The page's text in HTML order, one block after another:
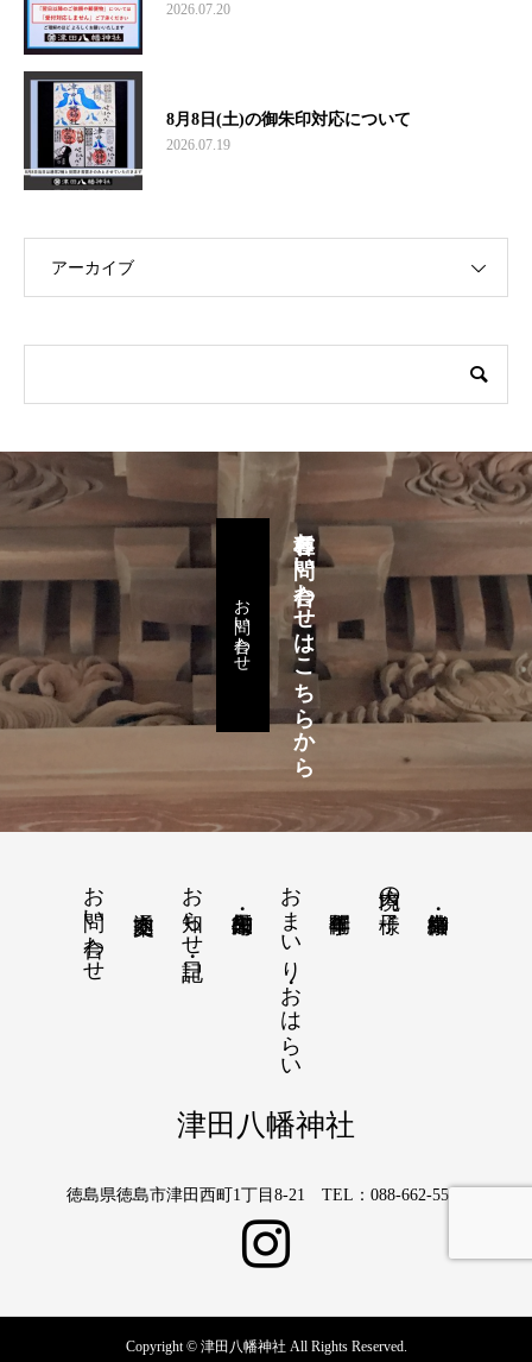
2026.07.20
8月8日(土)の御朱印対応について
2026.07.19
アーカイブ
各種お問い合わせはこちらから
お問い合わせ
境内の様子
おまいり・おはらい
お知らせ・日記
お問い合わせ
津田八幡神社
徳島県徳島市津田西町1丁目8-21 TEL：088-662-5566
Copyright © 津田八幡神社 All Rights Reserved.